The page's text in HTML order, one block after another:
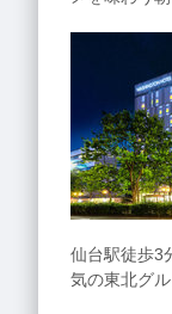
仙台駅徒歩3
気の東北グ